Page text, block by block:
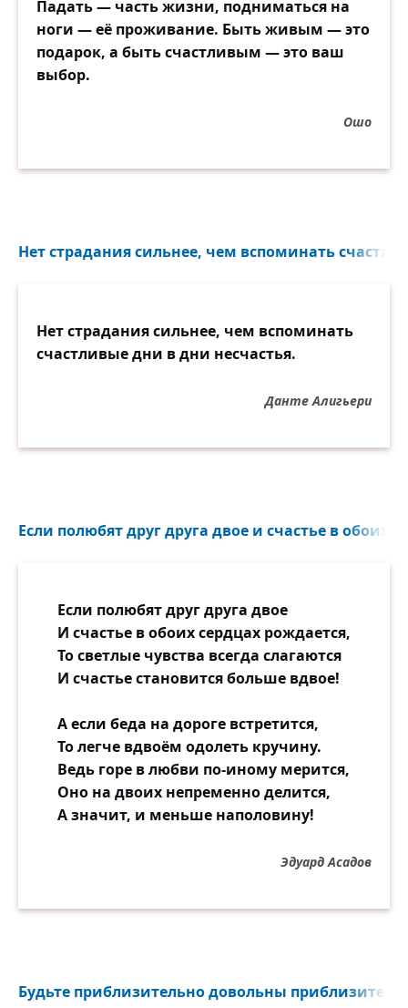
Падать — часть жизни, подниматься на
ноги — её проживание. Быть живым — это
подарок, а быть счастливым — это ваш
выбор.
Ошо
Нет страдания сильнее, чем вспоминать
Нет страдания сильнее, чем вспоминать
счастливые дни в дни несчастья.
Данте Алигьери
Если полюбят друг друга двое и счастье в обоих
Если полюбят друг друга двое
И счастье в обоих сердцах рождается,
То светлые чувства всегда слагаются
И счастье становится больше вдвое!
А если беда на дороге встретится,
То легче вдвоём одолеть кручину.
Ведь горе в любви по-иному мерится,
Оно на двоих непременно делится,
А значит, и меньше наполовину!
Эдуард Асадов
Будьте приблизительно довольны